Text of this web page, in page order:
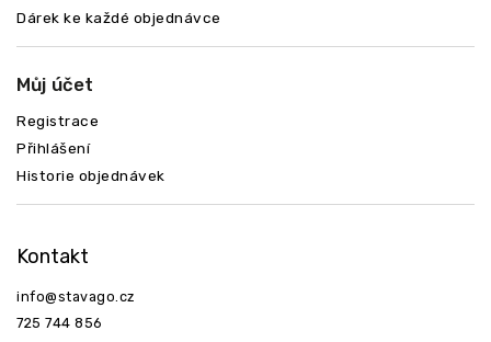
Dárek ke každé objednávce
Můj účet
Registrace
Přihlášení
Historie objednávek
Kontakt
info@stavago.cz
725 744 856